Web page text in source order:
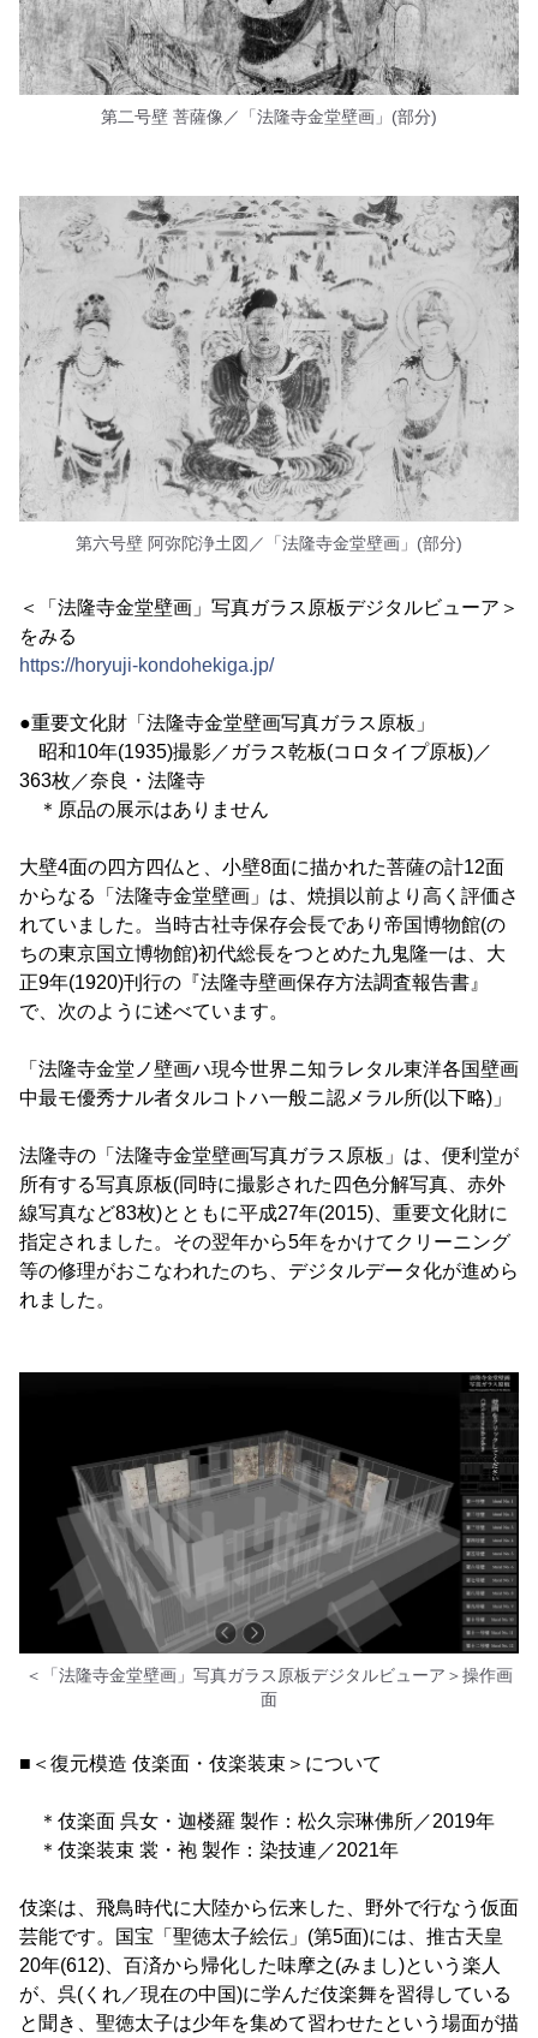
第二号壁 菩薩像／「法隆寺金堂壁画」(部分)
第六号壁 阿弥陀浄土図／「法隆寺金堂壁画」(部分)
＜「法隆寺金堂壁画」写真ガラス原板デジタルビューア＞
をみる
https://horyuji-kondohekiga.jp/
●重要文化財「法隆寺金堂壁画写真ガラス原板」
昭和10年(1935)撮影／ガラス乾板(コロタイプ原板)／
363枚／奈良・法隆寺
＊原品の展示はありません
大壁4面の四方四仏と、小壁8面に描かれた菩薩の計12面
からなる「法隆寺金堂壁画」は、焼損以前より高く評価さ
れていました。当時古社寺保存会長であり帝国博物館(の
ちの東京国立博物館)初代総長をつとめた九鬼隆一は、大
正9年(1920)刊行の『法隆寺壁画保存方法調査報告書』
で、次のように述べています。
「法隆寺金堂ノ壁画ハ現今世界ニ知ラレタル東洋各国壁画
中最モ優秀ナル者タルコトハ一般ニ認メラル所(以下略)」
法隆寺の「法隆寺金堂壁画写真ガラス原板」は、便利堂が
所有する写真原板(同時に撮影された四色分解写真、赤外
線写真など83枚)とともに平成27年(2015)、重要文化財に
指定されました。その翌年から5年をかけてクリーニング
等の修理がおこなわれたのち、デジタルデータ化が進めら
れました。
＜「法隆寺金堂壁画」写真ガラス原板デジタルビューア＞操作画
面
■＜復元模造 伎楽面・伎楽装束＞について
＊伎楽面 呉女・迦楼羅 製作：松久宗琳佛所／2019年
＊伎楽装束 裳・袍 製作：染技連／2021年
伎楽は、飛鳥時代に大陸から伝来した、野外で行なう仮面
芸能です。国宝「聖徳太子絵伝」(第5面)には、推古天皇
20年(612)、百済から帰化した味摩之(みまし)という楽人
が、呉(くれ／現在の中国)に学んだ伎楽舞を習得している
と聞き、聖徳太子は少年を集めて習わせたという場面が描